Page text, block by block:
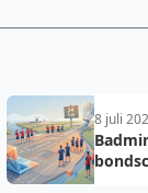
8 juli